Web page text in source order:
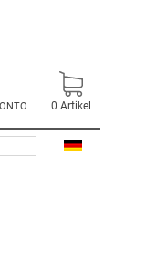
0 Artikel